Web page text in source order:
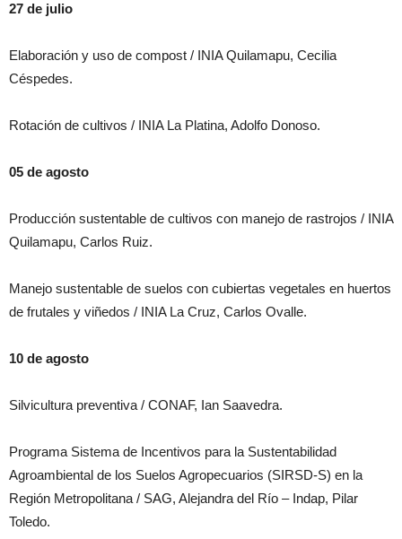
27 de julio
Elaboración y uso de compost / INIA Quilamapu, Cecilia
Céspedes.
Rotación de cultivos / INIA La Platina, Adolfo Donoso.
05 de agosto
Producción sustentable de cultivos con manejo de rastrojos / INIA
Quilamapu, Carlos Ruiz.
Manejo sustentable de suelos con cubiertas vegetales en huertos
de frutales y viñedos / INIA La Cruz, Carlos Ovalle.
10 de agosto
Silvicultura preventiva / CONAF, Ian Saavedra.
Programa Sistema de Incentivos para la Sustentabilidad
Agroambiental de los Suelos Agropecuarios (SIRSD-S) en la
Región Metropolitana / SAG, Alejandra del Río – Indap, Pilar
Toledo.